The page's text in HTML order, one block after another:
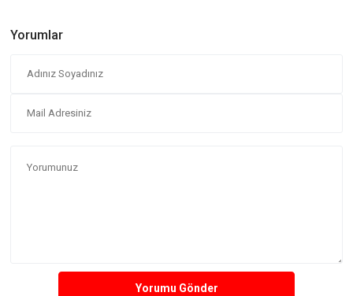
Yorumlar
Yorumu Gönder